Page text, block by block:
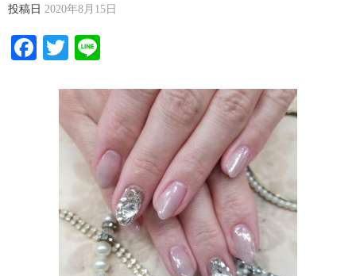
投稿日 2020年8月15日
Facebook
Twitter